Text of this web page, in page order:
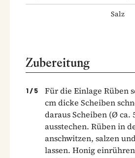
Salz
Zubereitung
1 / 5
Für die Einlage Rüben
cm dicke Scheiben
daraus Scheiben (Ø ca.
ausstechen. Rüben in
anschwitzen, salzen
lassen. Honig